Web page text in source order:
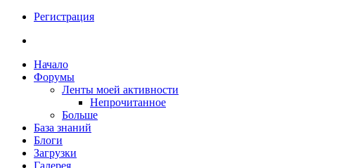
Регистрация
Начало
Форумы
Ленты моей активности
Непрочитанное
Больше
База знаний
Блоги
Загрузки
Галерея